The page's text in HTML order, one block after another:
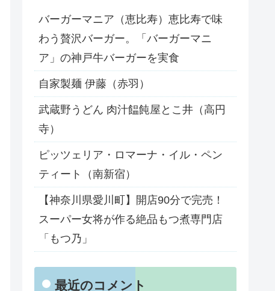
バーガーマニア（恵比寿）恵比寿で味
わう贅沢バーガー。「バーガーマニ
ア」の神戸牛バーガーを実食
自家製麺 伊藤（赤羽）
武蔵野うどん 肉汁饂飩屋とこ井（高円
寺）
ピッツェリア・ロマーナ・イル・ペン
ティート（南新宿）
【神奈川県愛川町】開店90分で完売！
スーパー女将が作る絶品もつ煮専門店
「もつ乃」
最近のコメント